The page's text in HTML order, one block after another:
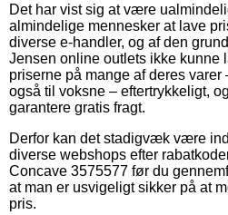
Det har vist sig at være
almindelige mennesker at lave
diverse e-handler, og af den
Jensen online outlets ikke kunne
priserne på mange af deres varer
også til voksne – eftertrykkeligt,
garantere gratis fragt.
Derfor kan det stadigvæk være
diverse webshops efter
Concave 3575577 før du
at man er usvigeligt sikker på at
pris.